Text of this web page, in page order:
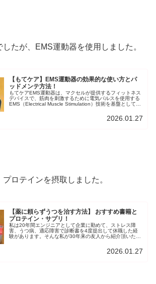
たが、EMS運動器を使用しました。
【もてケア】EMS運動器の効果的な使い方とパ
ッドメンテ方法！
もてケアEMS運動器は、マクセルが提供するフィットネス
デバイスで、筋肉を刺激するために電気パルスを使用する
EMS（Electrical Muscle Stimulation）技術を基盤としてい
活を送る人でも、効果的に筋肉を鍛えることができます。
2026.01.27
ロテインを摂取しました。
【薬に頼らずうつを治す方法】 おすすめ書籍と
プロテイン・サプリ！
私は20年間エンジニアとして企業に勤めて、ストレス障
害、うつ病、適応障害で診断書を4度提出して休職した経
験があります。そんな私が30年来の友人から紹介頂いた書
2026.01.27